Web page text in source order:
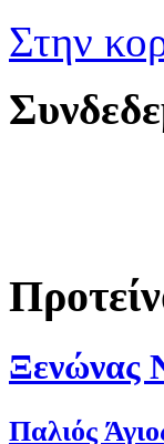
Στην
Ξενώνας
Παλιός